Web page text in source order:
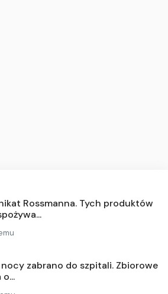
Rossmanna. Tych produktów
nocy zabrano do szpitali. Zbiorowe